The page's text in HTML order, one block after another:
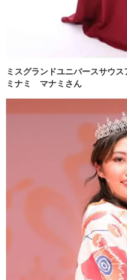
ミスグランドユニバースサウス
ミナミ マナミさん